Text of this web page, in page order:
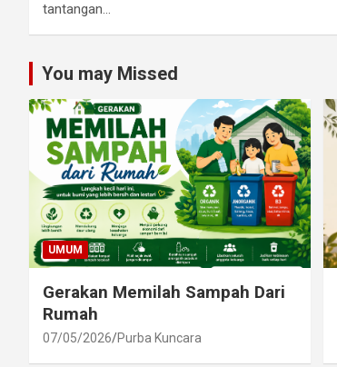
tantangan…
You may Missed
UMUM
Gerakan Memilah Sampah Dari
Rumah
07/05/2026 Purba Kuncara